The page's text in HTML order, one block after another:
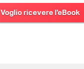
Voglio ricevere l'eBook